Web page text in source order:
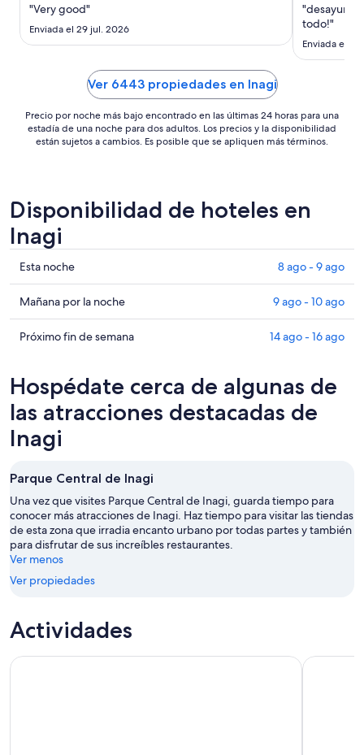
es
US$ 92
"Very good"
Enviada el 29 jul. 2026
"desayuno
todo!"
Enviada el 8
Ver 6443 propiedades en Inagi
Precio por noche más bajo encontrado en las últimas 24 horas para una
estadía de una noche para dos adultos. Los precios y la disponibilidad
están sujetos a cambios. Es posible que se apliquen más términos.
Disponibilidad de hoteles en
Inagi
Ver
precios
de
propiedades
en
esta
noche,
8
ago
ago
Esta noche 8 ago - 9 ago
Ver
precios
de
Inagi
mañana
por
noche,
ago
-
10
ago
Mañana por la noche 9 ago - 10 ago
Ver
propiedades
en
Inagi
para
próximo
de
semana,
14
ago
-
Próximo fin de semana 14 ago - 16 ago
Hospédate cerca de algunas de
las atracciones destacadas de
Inagi
Parque Central de Inagi
Una vez que visites Parque Central de Inagi, guarda tiempo para
conocer más atracciones de Inagi. Haz tiempo para visitar las tiendas
de esta zona que irradia encanto urbano por todas partes y también
para disfrutar de sus increíbles restaurantes.
Ver menos
Ver propiedades
Actividades
eSIM: Paquete de e-SIM Airalo Asia